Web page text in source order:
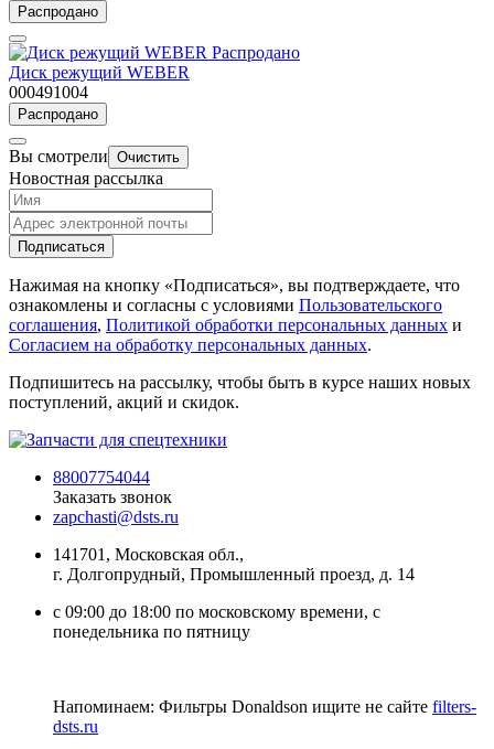
Распродано
Распродано
Диск режущий WEBER
000491004
Распродано
Вы смотрели Очистить
Новостная рассылка
Подписаться
Нажимая на кнопку «Подписаться», вы подтверждаете, что
ознакомлены и согласны с условиями Пользовательского
соглашения, Политикой обработки персональных данных и
Согласием на обработку персональных данных.
Подпишитесь на рассылку, чтобы быть в курсе наших новых
поступлений, акций и скидок.
88007754044
Заказать звонок
zapchasti@dsts.ru
141701, Московская обл.,
г. Долгопрудный, Промышленный проезд, д. 14
с 09:00 до 18:00 по московскому времени, с
понедельника по пятницу
Напоминаем: Фильтры Donaldson ищите не сайте filters-
dsts.ru